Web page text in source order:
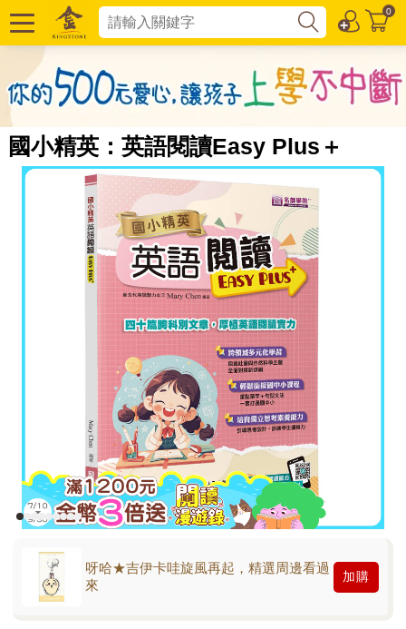
0
國小精英：英語閱讀Easy Plus＋
呀哈★吉伊卡哇旋風再起，精選周邊看過
來
加購